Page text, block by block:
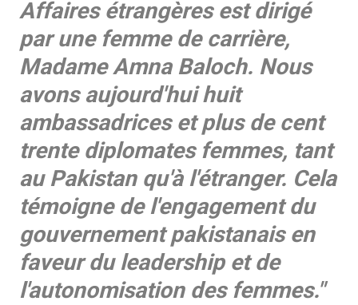
Affaires étrangères est dirigé
par une femme de carrière,
Madame Amna Baloch. Nous
avons aujourd'hui huit
ambassadrices et plus de cent
trente diplomates femmes, tant
au Pakistan qu'à l'étranger. Cela
témoigne de l'engagement du
gouvernement pakistanais en
faveur du leadership et de
l'autonomisation des femmes."